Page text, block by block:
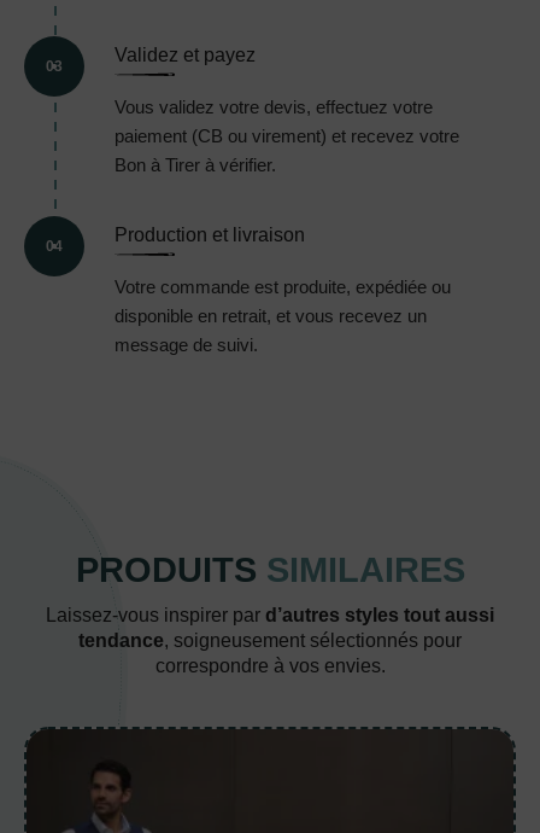
03
Validez et payez
Vous validez votre devis, effectuez votre
paiement (CB ou virement) et recevez votre
Bon à Tirer à vérifier.
04
Production et livraison
Votre commande est produite, expédiée ou
disponible en retrait, et vous recevez un
message de suivi.
PRODUITS SIMILAIRES
Laissez-vous inspirer par d’autres styles tout aussi
tendance, soigneusement sélectionnés pour
correspondre à vos envies.